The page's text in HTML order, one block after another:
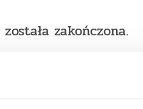
zakończona.